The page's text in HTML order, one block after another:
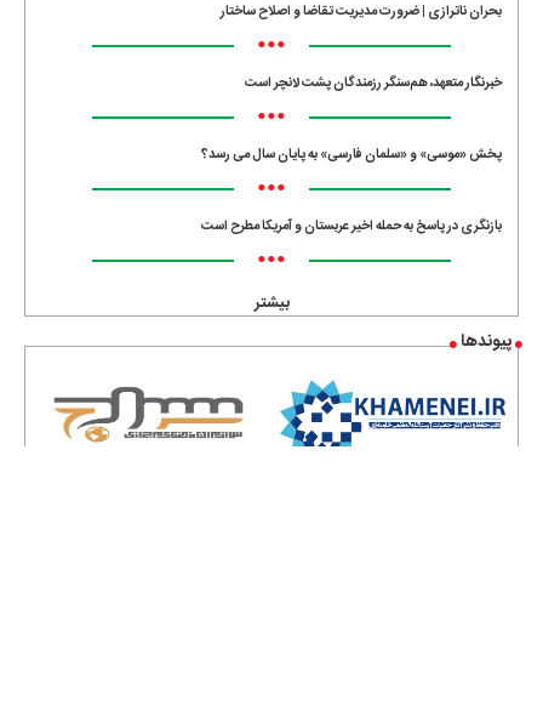
بحران ناترازی | ضرورت مدیریت تقاضا و اصلاح ساختار
•••
خبرنگار متعهد، هم‌سنگر رزمندگان پشت لانچر است
•••
پخش «موسی» و «سلمان فارسی» به پایان سال می رسد؟
•••
بازنگری در پاسخ به حمله اخیر عربستان و آمریکا مطرح است
•••
بیشتر
پیوندها